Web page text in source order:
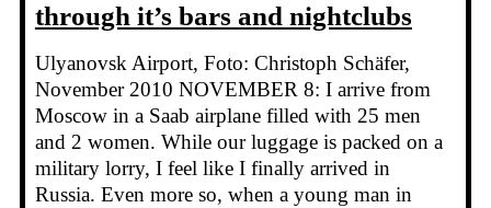
through it’s bars and nightclubs
Ulyanovsk Airport, Foto: Christoph Schäfer,
November 2010 NOVEMBER 8: I arrive from
Moscow in a Saab airplane filled with 25 men
and 2 women. While our luggage is packed on a
military lorry, I feel like I finally arrived in
Russia. Even more so, when a young man in